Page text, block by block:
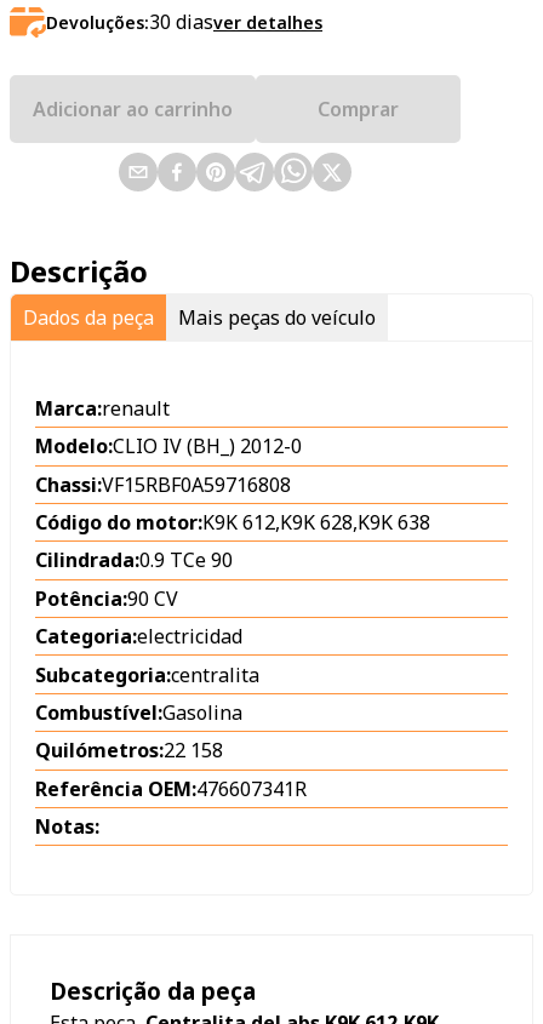
Devoluções:30diasver detalhes
Adicionar ao carrinho Comprar
Descrição
Dados da peça Mais peças do veículo
Marca:renault
Modelo:CLIO IV (BH_) 2012-0
Chassi:VF15RBF0A59716808
Código do motor:K9K 612,K9K 628,K9K 638
Cilindrada:0.9 TCe 90
Potência:90 CV
Categoria:electricidad
Subcategoria:centralita
Combustível:Gasolina
Quilómetros:22 158
Referência OEM:476607341R
Notas:
Descrição da peça